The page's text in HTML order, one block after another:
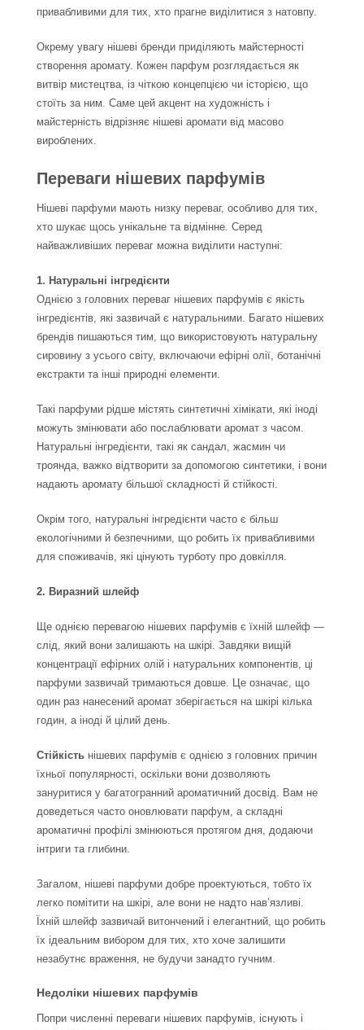
привабливими для тих, хто прагне виділитися з натовпу.
Окрему увагу нішеві бренди приділяють майстерності
створення аромату. Кожен парфум розглядається як
витвір мистецтва, із чіткою концепцією чи історією, що
стоїть за ним. Саме цей акцент на художність і
майстерність відрізняє нішеві аромати від масово
вироблених.
Переваги нішевих парфумів
Нішеві парфуми мають низку переваг, особливо для тих,
хто шукає щось унікальне та відмінне. Серед
найважливіших переваг можна виділити наступні:
1. Натуральні інгредієнти
Однією з головних переваг нішевих парфумів є якість
інгредієнтів, які зазвичай є натуральними. Багато нішевих
брендів пишаються тим, що використовують натуральну
сировину з усього світу, включаючи ефірні олії, ботанічні
екстракти та інші природні елементи.
Такі парфуми рідше містять синтетичні хімікати, які іноді
можуть змінювати або послаблювати аромат з часом.
Натуральні інгредієнти, такі як сандал, жасмин чи
троянда, важко відтворити за допомогою синтетики, і вони
надають аромату більшої складності й стійкості.
Окрім того, натуральні інгредієнти часто є більш
екологічними й безпечними, що робить їх привабливими
для споживачів, які цінують турботу про довкілля.
2. Виразний шлейф
Ще однією перевагою нішевих парфумів є їхній шлейф —
слід, який вони залишають на шкірі. Завдяки вищій
концентрації ефірних олій і натуральних компонентів, ці
парфуми зазвичай тримаються довше. Це означає, що
один раз нанесений аромат зберігається на шкірі кілька
годин, а іноді й цілий день.
Стійкість нішевих парфумів є однією з головних причин
їхньої популярності, оскільки вони дозволяють
зануритися у багатогранний ароматичний досвід. Вам не
доведеться часто оновлювати парфум, а складні
ароматичні профілі змінюються протягом дня, додаючи
інтриги та глибини.
Загалом, нішеві парфуми добре проектуються, тобто їх
легко помітити на шкірі, але вони не надто нав’язливі.
Їхній шлейф зазвичай витончений і елегантний, що робить
їх ідеальним вибором для тих, хто хоче залишити
незабутнє враження, не будучи занадто гучним.
Недоліки нішевих парфумів
Попри численні переваги нішевих парфумів, існують і